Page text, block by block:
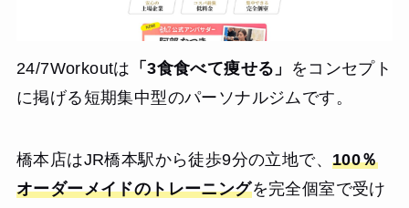
24/7Workoutは 「3食食べて痩せる」
をコンセプト
に掲げる短期集中型のパーソナルジムです。
橋本店はJR橋本駅から徒歩9分の立地で、 100％
オーダーメイドのトレーニングを完全個室で受け